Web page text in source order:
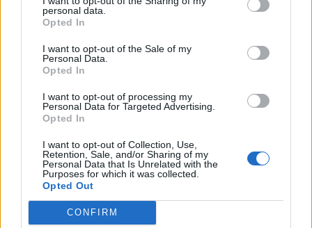
personal data.
Opted In
I want to opt-out of the Sale of my
Personal Data.
Opted In
I want to opt-out of processing my
Personal Data for Targeted Advertising.
Opted In
I want to opt-out of Collection, Use,
Retention, Sale, and/or Sharing of my
Personal Data that Is Unrelated with the
Purposes for which it was collected.
Opted Out
CONFIRM
tart, mint nálunk. Melyik
budapesti metróba, felszállt
kilőtték – videóval
Székelyhon
Hétvégén is folytatódik a
gázolaj árának csökkenése